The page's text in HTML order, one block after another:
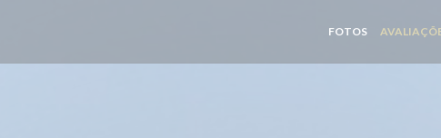
FOTOS